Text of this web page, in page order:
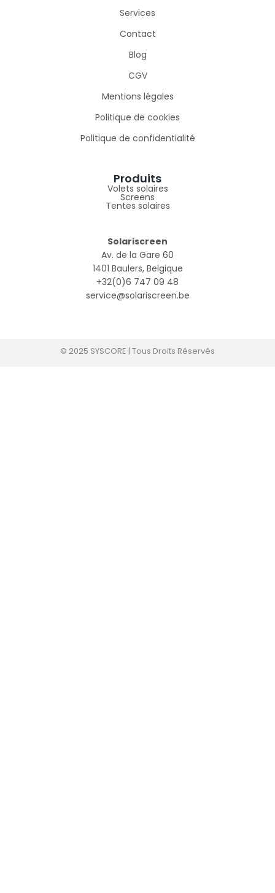
Services
Contact
Blog
CGV
Mentions légales
Politique de cookies
Politique de confidentialité
Produits
Volets solaires
Screens
Tentes solaires
Solariscreen
Av. de la Gare 60
1401 Baulers, Belgique
+32(0)6 747 09 48
service@solariscreen.be
© 2025 SYSCORE | Tous Droits Réservés